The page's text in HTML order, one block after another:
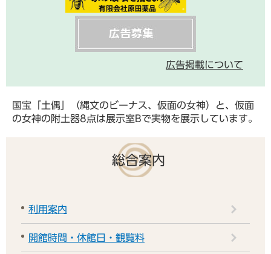
国宝「土偶」（縄文のビーナス、仮面の女神）と、仮面
の女神の附土器8点は展示室Bで実物を展示しています。
総合案内
利用案内
開館時間・休館日・観覧料
広告掲載について